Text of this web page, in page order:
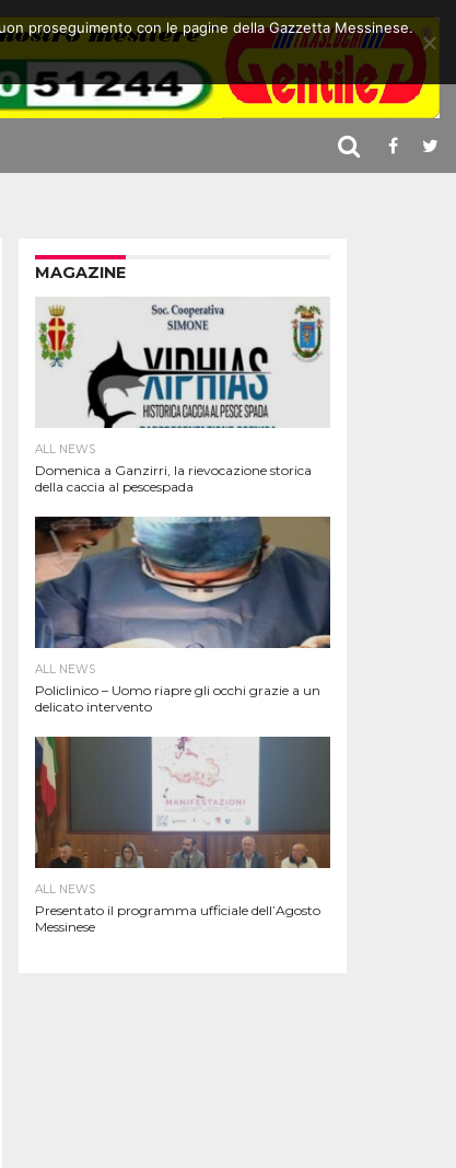
MAGAZINE
ALL NEWS
Domenica a Ganzirri, la rievocazione storica
della caccia al pescespada
ALL NEWS
Policlinico – Uomo riapre gli occhi grazie a un
delicato intervento
ALL NEWS
Presentato il programma ufficiale dell’Agosto
Messinese
proseguimento con le pagine della Gazzetta Messinese.